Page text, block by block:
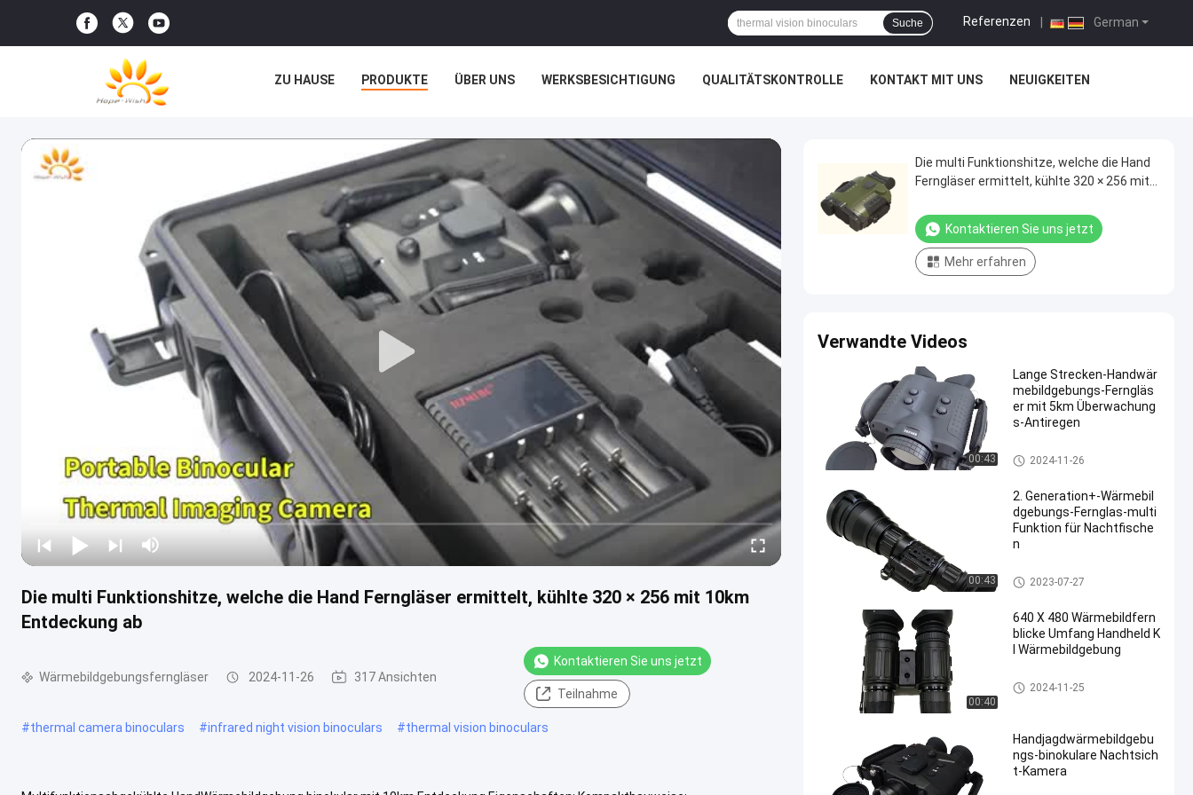
German
Referenzen
Suche
ZU HAUSE PRODUKTE ÜBER UNS WERKSBESICHTIGUNG QUALITÄTSKONTROLLE KONTAKT MIT UNS NEUIGKEITEN
Die multi Funktionshitze, welche die Hand Ferngläser ermittelt, kühlte 320 × 256 mit 10km
Entdeckung ab
Wärmebildgebungsferngläser 2024-11-26 317 Ansichten
Kontaktieren Sie uns jetzt
Teilnahme
#thermal camera binoculars #infrared night vision binoculars #thermal vision binoculars
Die multi Funktionshitze, welche die Hand
Ferngläser ermittelt, kühlte 320 × 256 mit
Kontaktieren Sie uns jetzt
Mehr erfahren
Verwandte Videos
00:43
Lange Strecken-Handwär
mebildgebungs-Ferngläs
er mit 5km Überwachung
s-Antiregen
Wärmebildgebungsferngläser
2024-11-26
00:43
2. Generation+-Wärmebil
dgebungs-Fernglas-multi
Funktion für Nachtfische
n
Wärmebildgebungsferngläser
2023-07-27
00:40
640 X 480 Wärmebildfern
blicke Umfang Handheld K
I Wärmebildgebung
Wärmebildgebungsferngläser
2024-11-25
Handjagdwärmebildgebu
ngs-binokulare Nachtsich
t-Kamera